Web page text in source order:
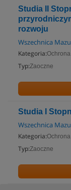
Studia II
rozwoju
Wszechnica
Kategoria:
Typ:Zaoczne
Studia I
Wszechnica
Kategoria:
Typ:Zaoczne